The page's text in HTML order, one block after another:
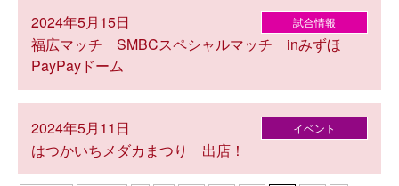
2024年5月15日 試合情報
福広マッチ SMBCスペシャルマッチ inみずほ
PayPayドーム
2024年5月11日 イベント
はつかいちメダカまつり 出店！